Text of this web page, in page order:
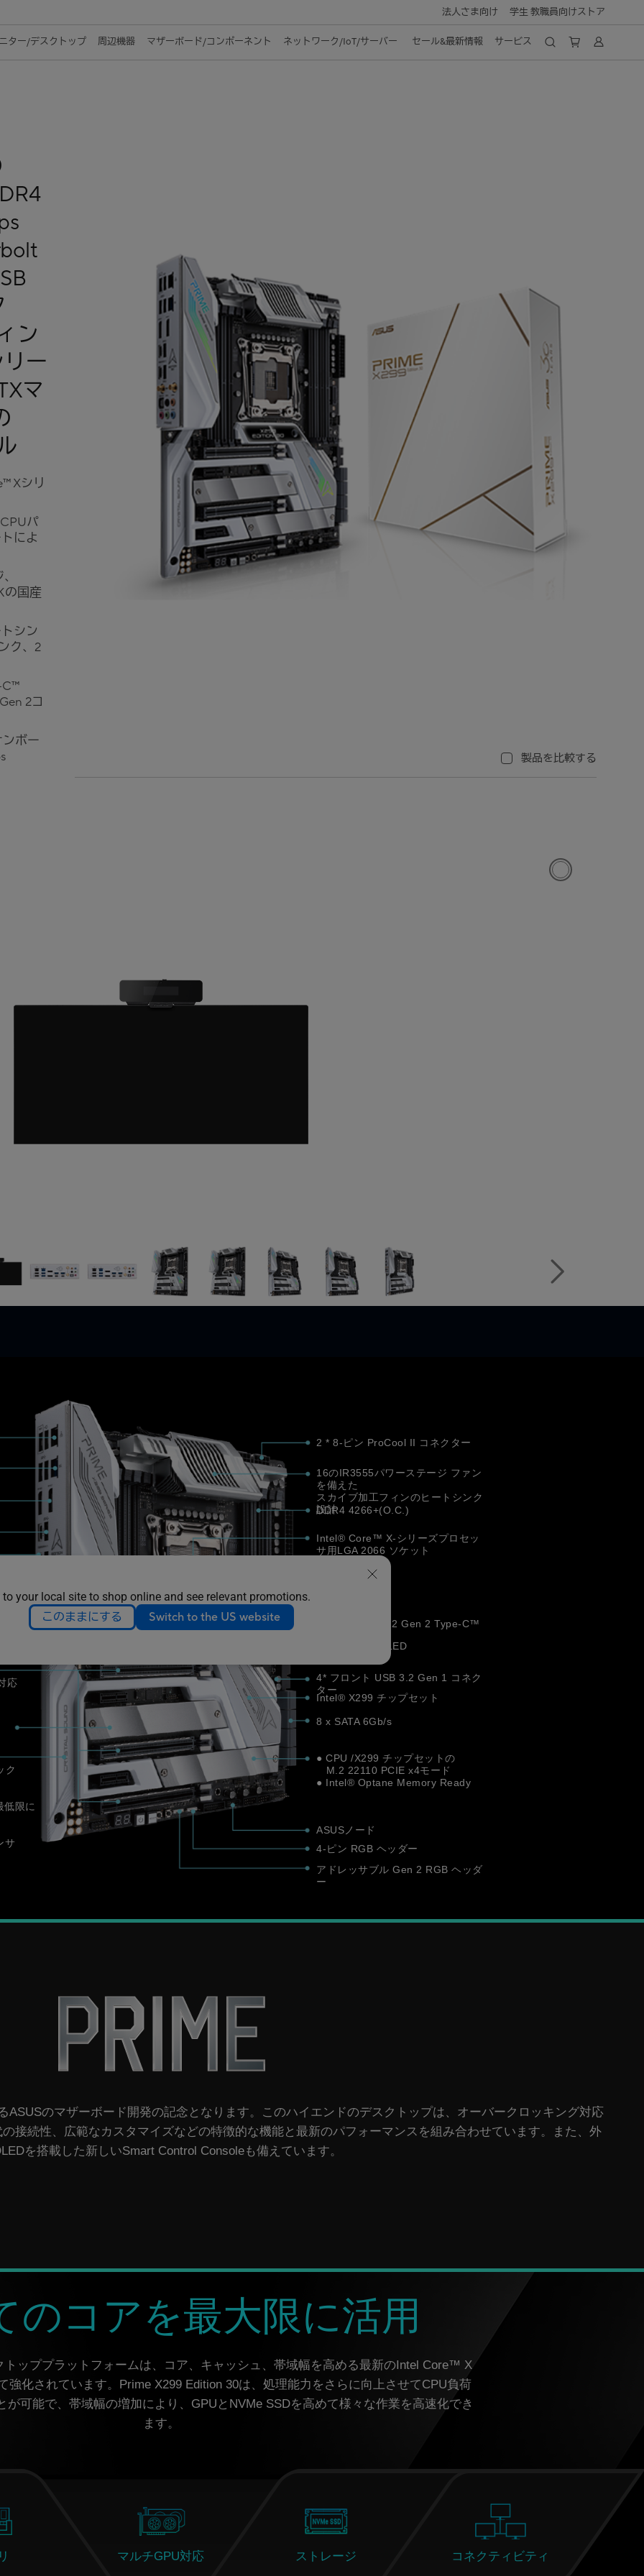
your local site to shop online and see relevant promotions.
このままにする Switch to the US website
法人さま向け 学生 教職員向けストア
ター/デスクトップ 周辺機器 マザーボード/コンポーネント ネットワーク/IoT/サーバー セール&最新情報 サービス
ン
ー
マ
Xシリ
パ
によ
の国産
シン
ク、2
C™
2コ
ボー
製品を比較する
応
ク
低限に
サ
2 * 8-ピン ProCool II コネクター
16のIR3555パワーステージ ファン
を備えた
スカイブ加工フィンのヒートシンク
設計
DDR4 4266+(O.C.)
Intel® Core™ X-シリーズプロセッ
サ用LGA 2066 ソケット
フロントUSB 3.2 Gen 2 Type-C™
2” LiveDash OLED
4* フロント USB 3.2 Gen 1 コネク
ター
Intel® X299 チップセット
8 x SATA 6Gb/s
● CPU /X299 チップセットの
M.2 22110 PCIE x4モード
● Intel® Optane Memory Ready
ASUSノード
4-ピン RGB ヘッダー
アドレッサブル Gen 2 RGB ヘッダ
ー
ASUSのマザーボード開発の記念となります。このハイエンドのデスクトップは、オーバークロッキング対応
接続性、広範なカスタマイズなどの特徴的な機能と最新のパフォーマンスを組み合わせています。また、外
を搭載した新しいSmart Control Consoleも備えています。
のコアを最大限に活用
ッププラットフォームは、コア、キャッシュ、帯域幅を高める最新のIntel Core™ X
強化されています。Prime X299 Edition 30は、処理能力をさらに向上させてCPU負荷
が可能で、帯域幅の増加により、GPUとNVMe SSDを高めて様々な作業を高速化でき
ます。
マルチGPU対応 ストレージ コネクティビティ